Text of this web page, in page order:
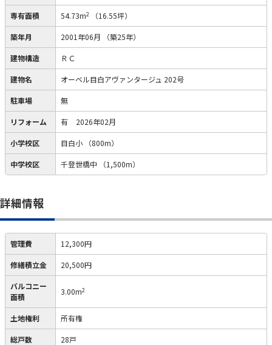
専有面積 54.73m2 （16.55坪）
築年月 2001年06月 （築25年）
建物構造 ＲＣ
建物名 オーベル目白アヴァンタージュ 202号
駐車場 無
リフォーム 有 2026年02月
小学校区 目白小 （800m）
中学校区 千登世橋中 （1,500m）
詳細情報
管理費 12,300円
修繕積立金 20,500円
バルコニー
面積
3.00m2
土地権利 所有権
総戸数 28戸